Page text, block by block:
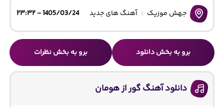
جهش موزیک آهنگ های جدید 1405/03/24 - ۲۳:۳۲
برو به بخش دانلود برو به بخش نظرات
دانلود آهنگ گور از هومان